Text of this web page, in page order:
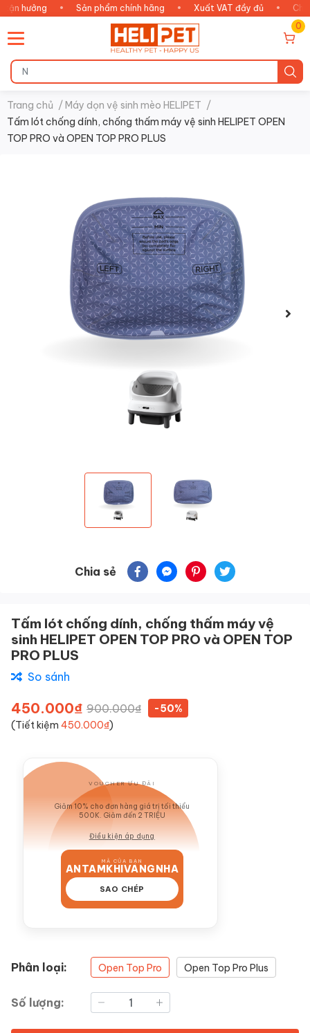
hưởng • Sản phẩm chính hãng • Xuất VAT đầy đủ •
Chăm
0
Trang chủ /Máy dọn vệ sinh mèo HELIPET /
Tấm lót chống dính, chống thấm máy vệ sinh HELIPET OPEN
TOP PRO và OPEN TOP PRO PLUS
Chia sẻ
Tấm lót chống dính, chống thấm máy vệ
sinh HELIPET OPEN TOP PRO và OPEN TOP
PRO PLUS
So sánh
450.000₫ 900.000₫
-50%
(Tiết kiệm 450.000₫)
VOUCHER ƯU ĐÃI
Giảm 10% cho đơn hàng giá trị tối thiểu
500K. Giảm đến 2 TRIỆU
Điều kiện áp dụng
MÃ CỦA BẠN
ANTAMKHIVANGNHA
SAO CHÉP
Phân loại: Open Top Pro Open Top Pro Plus
Số lượng: